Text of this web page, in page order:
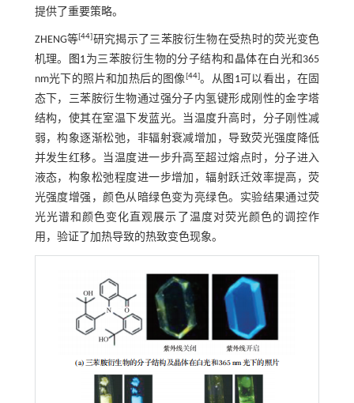
提供了重要策略。
ZHENG等[44]研究揭示了三苯胺衍生物在受热时的荧光变色
机理。
图1为三苯胺衍生物的分子结构和晶体在白光和365
nm光下的照片和加热后的图像[44]。从图1可以看出，在固
态下，三苯胺衍生物通过强分子内氢键形成刚性的金字塔
结构，使其在室温下发蓝光。当温度升高时，分子刚性减
弱，构象逐渐松弛，非辐射衰减增加，导致荧光强度降低
并发生红移。当温度进一步升高至超过熔点时，分子进入
液态，构象松弛程度进一步增加，辐射跃迁效率提高，荧
光强度增强，颜色从暗绿色变为亮绿色。实验结果通过荧
光光谱和颜色变化直观展示了温度对荧光颜色的调控作
用，验证了加热导致的热致变色现象。